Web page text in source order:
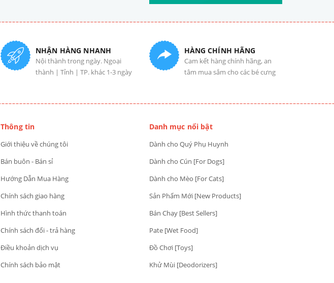
NHẬN HÀNG NHANH
Nội thành trong ngày. Ngoại
thành | Tỉnh | TP. khác 1-3 ngày
HÀNG CHÍNH HÃNG
Cam kết hàng chính hãng, an
tâm mua sắm cho các bé cưng
Thông tin
Giới thiệu về chúng tôi
Bán buôn - Bán sỉ
Hướng Dẫn Mua Hàng
Chính sách giao hàng
Hình thức thanh toán
Chính sách đổi - trả hàng
Điều khoản dịch vụ
Chính sách bảo mật
Danh mục nổi bật
Dành cho Quý Phụ Huynh
Dành cho Cún [For Dogs]
Dành cho Mèo [For Cats]
Sản Phẩm Mới [New Products]
Bán Chạy [Best Sellers]
Pate [Wet Food]
Đồ Chơi [Toys]
Khử Mùi [Deodorizers]